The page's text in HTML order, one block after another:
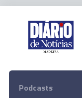
Podcasts